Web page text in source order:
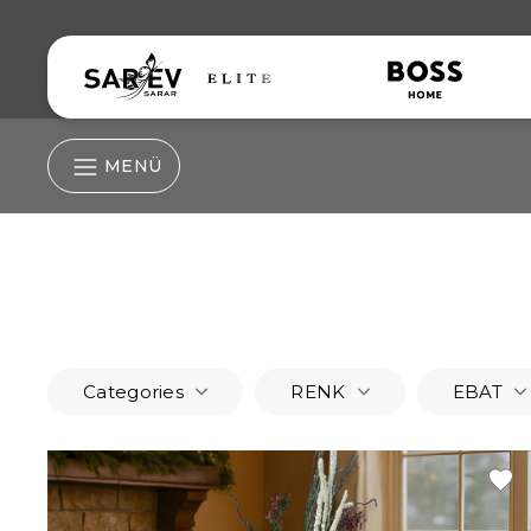
MENÜ
Lastikli Çarşaf
Yastık Kılıfı
Categories RENK EBAT